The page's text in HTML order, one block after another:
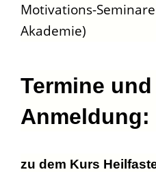
Motivations-
Akademie)
Termine und
Anmeldung:
zu dem Kurs